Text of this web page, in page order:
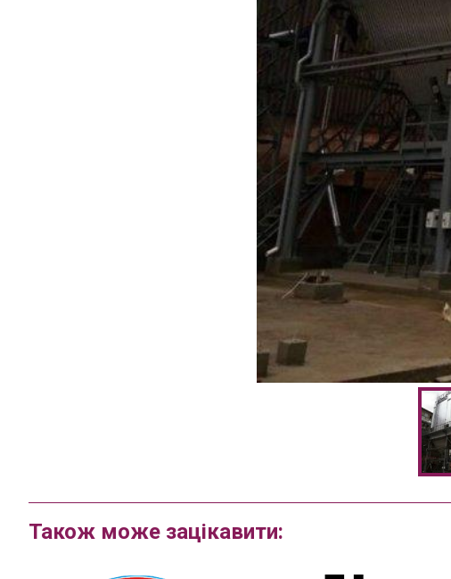
Також може зацікавити: